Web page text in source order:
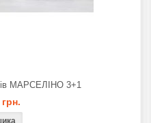
МАРСЕЛIНО 3+1